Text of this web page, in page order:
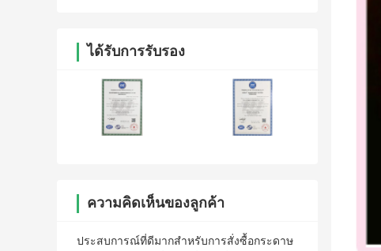
ได้รับการรับรอง
ความคิดเห็นของลูกค้า
ประสบการณ์ที่ดีมากสำหรับการสั่งซื้อกระดาษ